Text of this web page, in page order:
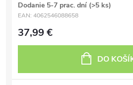
Dodanie 5-7 prac. dní (>5 ks)
EAN: 4062546088658
37,99 €
DO